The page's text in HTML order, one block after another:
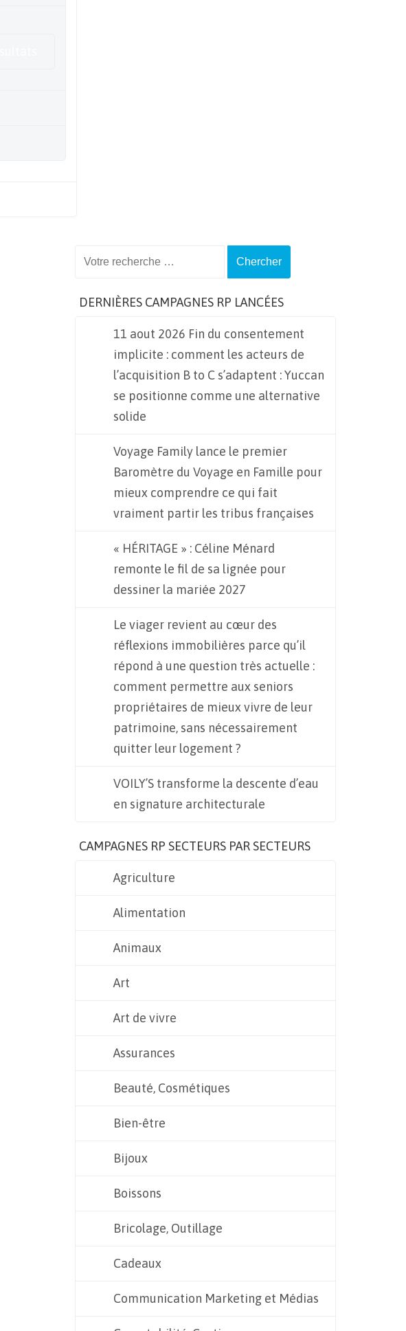
DERNIÈRES CAMPAGNES RP LANCÉES
11 aout 2026 Fin du consentement
implicite : comment les acteurs de
l’acquisition B to C s’adaptent : Yuccan
se positionne comme une alternative
solide
Voyage Family lance le premier
Baromètre du Voyage en Famille pour
mieux comprendre ce qui fait
vraiment partir les tribus françaises
« HÉRITAGE » : Céline Ménard
remonte le fil de sa lignée pour
dessiner la mariée 2027
Le viager revient au cœur des
réflexions immobilières parce qu’il
répond à une question très actuelle :
comment permettre aux seniors
propriétaires de mieux vivre de leur
patrimoine, sans nécessairement
quitter leur logement ?
VOILY’S transforme la descente d’eau
en signature architecturale
CAMPAGNES RP SECTEURS PAR SECTEURS
Agriculture
Alimentation
Animaux
Art
Art de vivre
Assurances
Beauté, Cosmétiques
Bien-être
Bijoux
Boissons
Bricolage, Outillage
Cadeaux
Communication Marketing et Médias